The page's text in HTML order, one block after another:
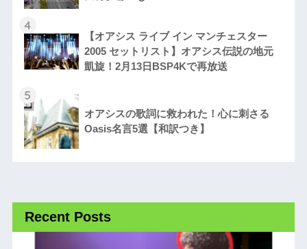
4
【オアシス ライブ イン マンチェスター
2005 セットリスト】オアシス伝説の地元
凱旋！2月13日BSP4Kで再放送
5
オアシスの歌詞に救われた！心に刺さる
Oasis名言5選【和訳つき】
Recent Posts